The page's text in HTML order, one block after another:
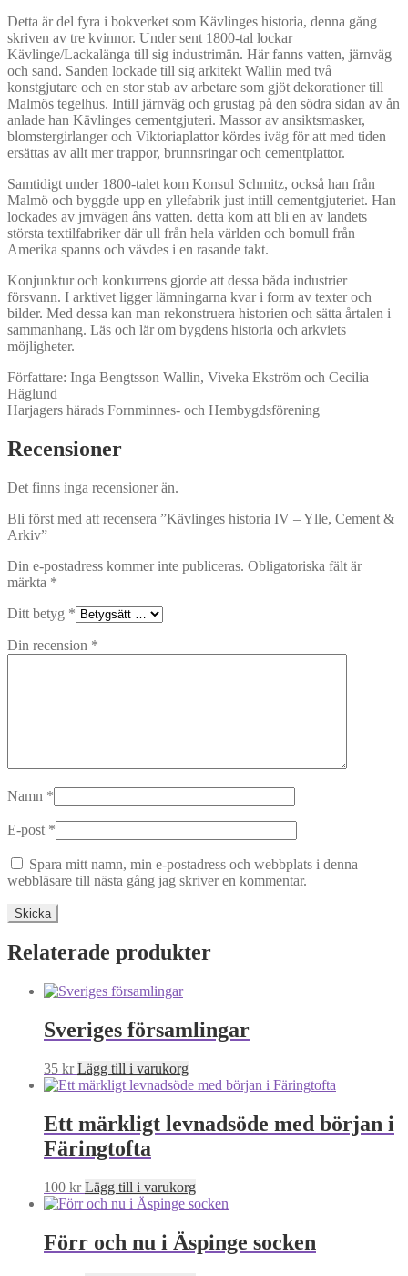
Detta är del fyra i bokverket som Kävlinges historia, denna gång
skriven av tre kvinnor. Under sent 1800-tal lockar
Kävlinge/Lackalänga till sig industrimän. Här fanns vatten, järnväg
och sand. Sanden lockade till sig arkitekt Wallin med två
konstgjutare och en stor stab av arbetare som gjöt dekorationer till
Malmös tegelhus. Intill järnväg och grustag på den södra sidan av ån
anlade han Kävlinges cementgjuteri. Massor av ansiktsmasker,
blomstergirlanger och Viktoriaplattor kördes iväg för att med tiden
ersättas av allt mer trappor, brunnsringar och cementplattor.
Samtidigt under 1800-talet kom Konsul Schmitz, också han från
Malmö och byggde upp en yllefabrik just intill cementgjuteriet. Han
lockades av jrnvägen åns vatten. detta kom att bli en av landets
största textilfabriker där ull från hela världen och bomull från
Amerika spanns och vävdes i en rasande takt.
Konjunktur och konkurrens gjorde att dessa båda industrier
försvann. I arktivet ligger lämningarna kvar i form av texter och
bilder. Med dessa kan man rekonstruera historien och sätta årtalen i
sammanhang. Läs och lär om bygdens historia och arkviets
möjligheter.
Författare: Inga Bengtsson Wallin, Viveka Ekström och Cecilia
Häglund
Harjagers härads Fornminnes- och Hembygdsförening
Recensioner
Det finns inga recensioner än.
Bli först med att recensera ”Kävlinges historia IV – Ylle, Cement &
Arkiv”
Din e-postadress kommer inte publiceras. Obligatoriska fält är
märkta *
Ditt betyg *
Din recension *
Namn *
E-post *
Spara mitt namn, min e-postadress och webbplats i denna
webbläsare till nästa gång jag skriver en kommentar.
Relaterade produkter
Sveriges församlingar
35 kr Lägg till i varukorg
Ett märkligt levnadsöde med början i
Färingtofta
100 kr Lägg till i varukorg
Förr och nu i Äspinge socken